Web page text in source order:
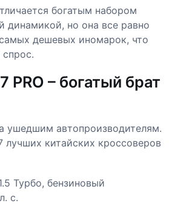
богатым набором
динамикой, но она все равно
дешевых иномарок, что
PRO – богатый брат
Турбо, бензиновый
с.